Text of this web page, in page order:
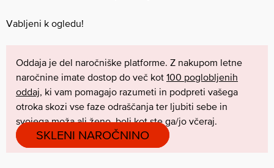
Vabljeni k ogledu!
Oddaja je del naročniške platforme. Z nakupom letne
naročnine imate dostop do več kot 100 poglobljenih
oddaj , ki vam pomagajo razumeti in podpreti vašega
otroka skozi vse faze odraščanja ter ljubiti sebe in
svojega moža ali ženo, bolj kot ste ga/jo včeraj.
SKLENI NAROČNINO